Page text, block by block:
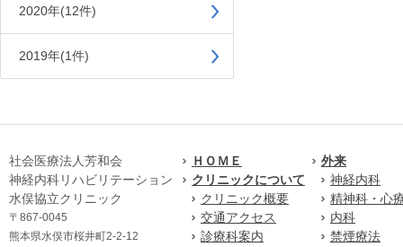
2020年(12件)
2019年(1件)
社会医療法人芳和会
神経内科リハビリテーション
水俣協立クリニック
〒867-0045
熊本県水俣市桜井町2-2-12
ＨＯＭＥ
クリニックについて
クリニック概要
交通アクセス
診療科案内
外来
神経内科
精神科・心
内科
禁煙療法